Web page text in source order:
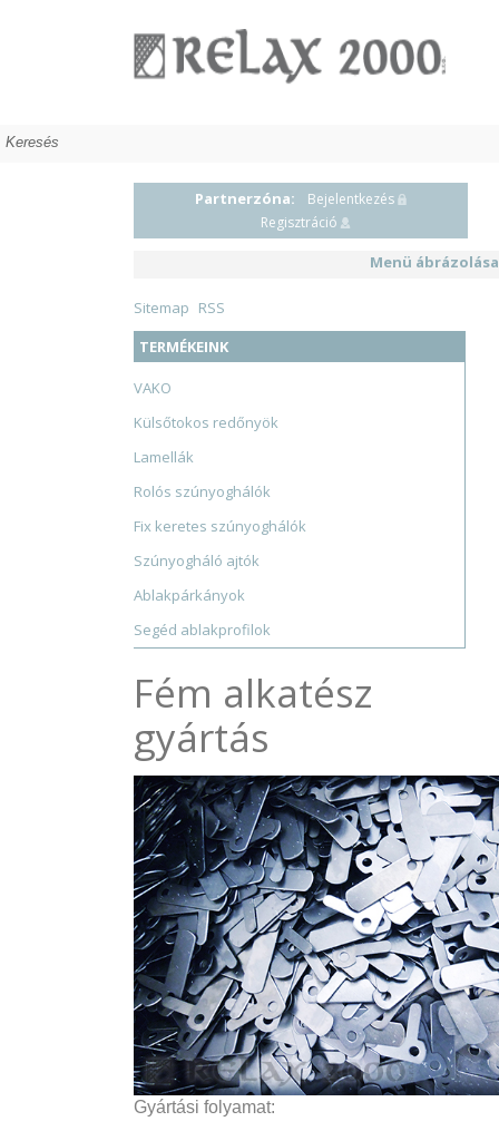
Partnerzóna:
Bejelentkezés
Regisztráció
Sitemap RSS
Menü ábrázolása
TERMÉKEINK
VAKO
Külsőtokos redőnyök
Lamellák
Rolós szúnyoghálók
Fix keretes szúnyoghálók
Szúnyogháló ajtók
Ablakpárkányok
Segéd ablakprofilok
Fém alkatész
gyártás
Gyártási folyamat: